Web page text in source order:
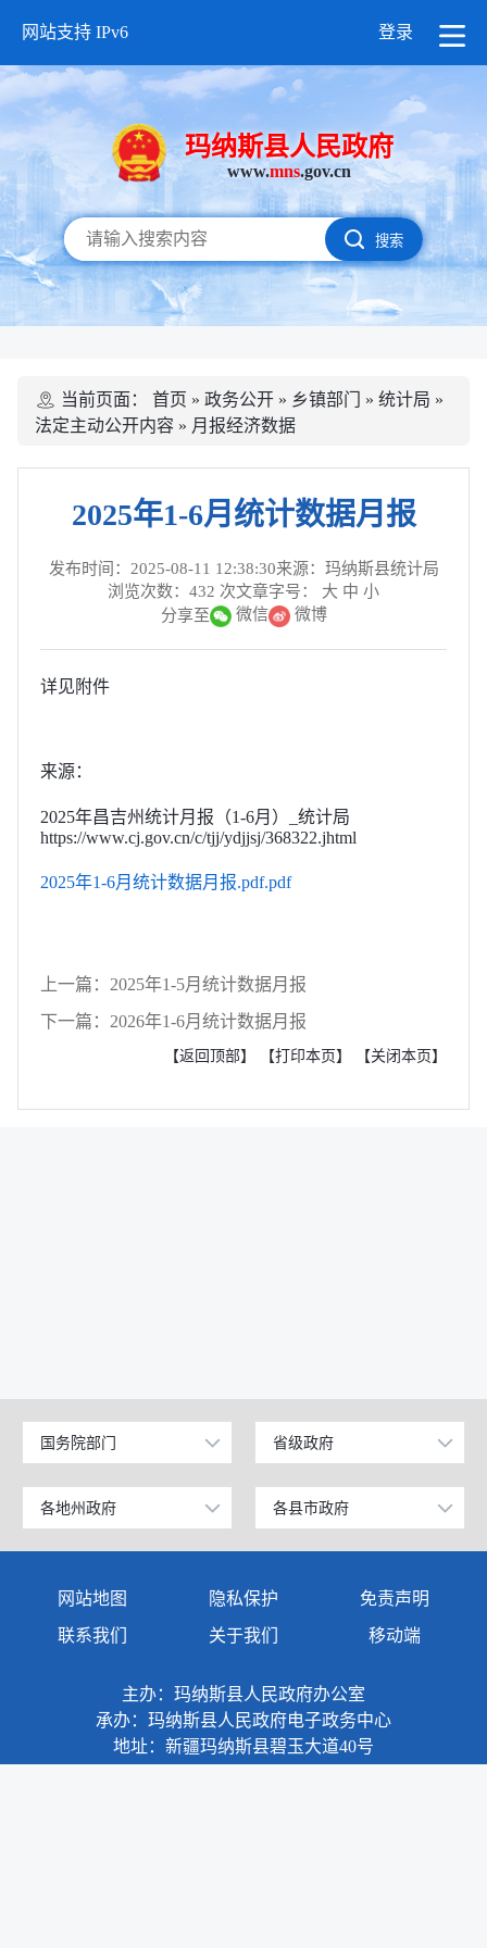
网站支持 IPv6 登录
玛纳斯县人民政府
www.mns.gov.cn
搜索
当前页面： 首页 » 政务公开 » 乡镇部门 » 统计局 »
法定主动公开内容 » 月报经济数据
2025年1-6月统计数据月报
发布时间：2025-08-11 12:38:30来源：玛纳斯县统计局
浏览次数： 432 次文章字号： 大 中 小
分享至
微信 微博
详见附件
来源：
2025年昌吉州统计月报（1-6月）_统计局
https://www.cj.gov.cn/c/tjj/ydjjsj/368322.jhtml
2025年1-6月统计数据月报.pdf.pdf
上一篇：2025年1-5月统计数据月报
下一篇：2026年1-6月统计数据月报
【返回顶部】 【打印本页】 【关闭本页】
国务院部门
公安部
工业和信息化部
科学技术部
教育部
国家发展和改革委员会
省级政府
北京
上海
广东
天津
江苏
山东
浙江
各地州政府
乌鲁木齐市
博尔塔拉蒙古自治州
克拉玛依市
各县市政府
昌吉市
吉木萨尔县
奇台县
网站地图 隐私保护
免责声明
联系我们
关于我们 移动端
主办：玛纳斯县人民政府办公室
承办：玛纳斯县人民政府电子政务中心
地址：新疆玛纳斯县碧玉大道40号